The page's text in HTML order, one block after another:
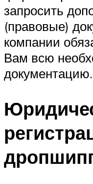
запросить
(правовые)
компании
Вам всю
документацию.